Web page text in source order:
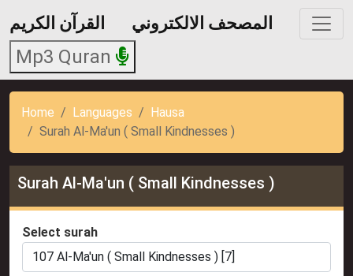
القرآن الكريم المصحف الالكتروني
Mp3 Quran
Home Languages
Hausa
Surah Al-Ma'un ( Small Kindnesses )
Surah Al-Ma'un ( Small Kindnesses )
Select surah